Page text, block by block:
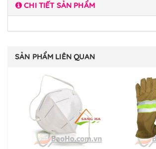
CHI TIẾT SẢN PHẨM
SẢN PHẨM LIÊN QUAN